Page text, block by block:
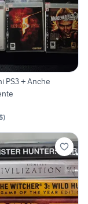
PS3 + Anche
)